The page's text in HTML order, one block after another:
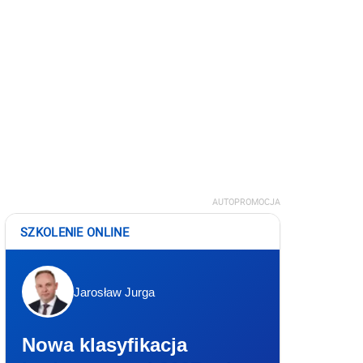
AUTOPROMOCJA
SZKOLENIE ONLINE
Jarosław Jurga
Nowa klasyfikacja